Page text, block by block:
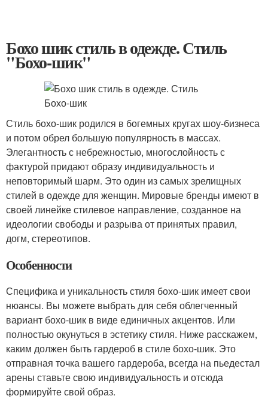
Бохо шик стиль в одежде. Стиль
"Бохо-шик"
Стиль бохо-шик родился в богемных кругах шоу-бизнеса
и потом обрел большую популярность в массах.
Элегантность с небрежностью, многослойность с
фактурой придают образу индивидуальность и
неповторимый шарм. Это один из самых зрелищных
стилей в одежде для женщин. Мировые бренды имеют в
своей линейке стилевое направление, созданное на
идеологии свободы и разрыва от принятых правил,
догм, стереотипов.
Особенности
Специфика и уникальность стиля бохо-шик имеет свои
нюансы. Вы можете выбрать для себя облегченный
вариант бохо-шик в виде единичных акцентов. Или
полностью окунуться в эстетику стиля. Ниже расскажем,
каким должен быть гардероб в стиле бохо-шик. Это
отправная точка вашего гардероба, всегда на пьедестал
арены ставьте свою индивидуальность и отсюда
формируйте свой образ.